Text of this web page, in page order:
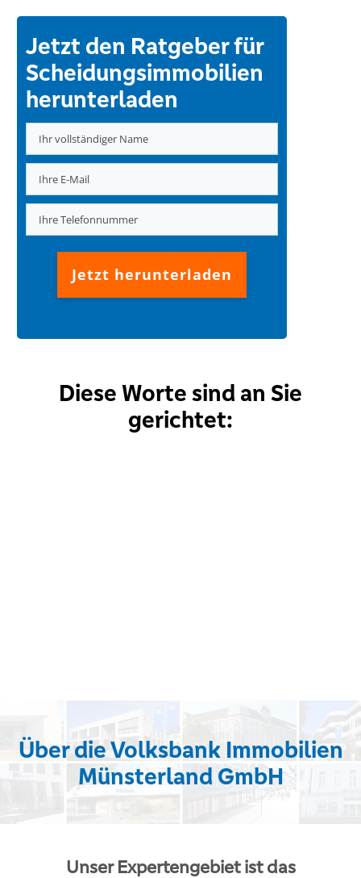
Jetzt den Ratgeber für
Scheidungsimmobilien
herunterladen
Jetzt herunterladen
Diese Worte sind an Sie
gerichtet:
Über die Volksbank Immobilien
Münsterland GmbH
Unser Expertengebiet ist das